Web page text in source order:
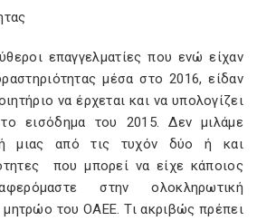
επαγγελματίες που ενώ είχαν
μέσα στο 2016, είδαν
να έρχεται και να υπολογίζει
εισόδημα του 2015. Δεν μιλάμε
μιας από τις τυχόν δύο ή και
που μπορεί να είχε κάποιος
στην ολοκληρωτική
του ΟΑΕΕ. Τι ακριβώς πρέπει